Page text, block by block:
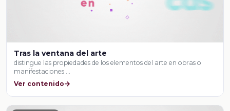
Tras la ventana del arte
distingue las propiedades de los elementos del arte en obras o
manifestaciones …
Ver contenido